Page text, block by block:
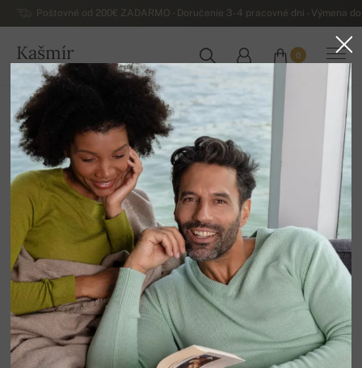
Poštovné od 200€ ZADARMO - Doručenie 3-4 pracovné dni - Výmena
Kašmír
SLOVENSKO
0
Domov
Luxusné pánske kašmírové svetre
Pánske kašmírové véčkové svetre